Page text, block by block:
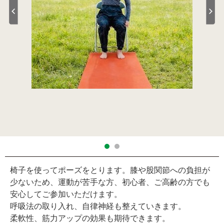
椅子を使ってポーズをとります。膝や股関節への負担が
少ないため、運動が苦手な方、初心者、ご高齢の方でも
安心してご参加いただけます。
呼吸法の取り入れ、自律神経も整えていきます。
柔軟性、筋力アップの効果も期待できます。